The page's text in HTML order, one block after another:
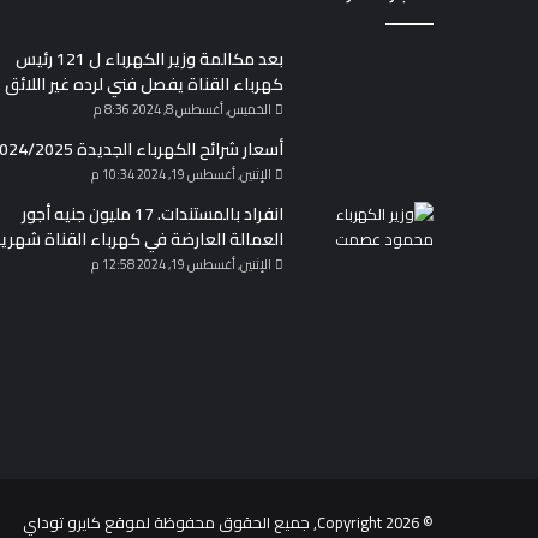
بعد مكالمة وزير الكهرباء ل 121 رئيس
كهرباء القناة يفصل فني لرده غير اللائق
الخميس, أغسطس 8, 2024 8:36 م
أسعار شرائح الكهرباء الجديدة 2024/2025
الإثنين, أغسطس 19, 2024 10:34 م
انفراد بالمستندات. 17 مليون جنيه أجور
العمالة العارضة في كهرباء القناة
الإثنين, أغسطس 19, 2024 12:58 م
© Copyright 2026, جميع الحقوق محفوظة لموقع كايرو توداي